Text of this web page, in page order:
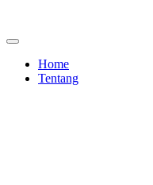
Home
Tentang